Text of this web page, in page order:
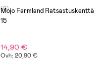
(0)
Mojo Farmland Ratsastuskenttä
15
14,90 €
Ovh: 20,90 €